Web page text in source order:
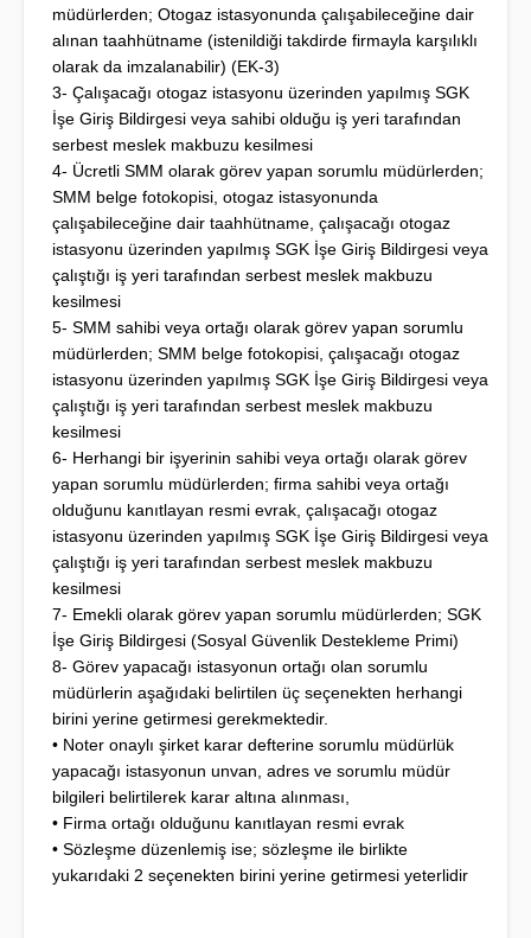
müdürlerden; Otogaz istasyonunda çalışabileceğine dair
alınan taahhütname (istenildiği takdirde firmayla karşılıklı
olarak da imzalanabilir) (EK-3)
3- Çalışacağı otogaz istasyonu üzerinden yapılmış SGK
İşe Giriş Bildirgesi veya sahibi olduğu iş yeri tarafından
serbest meslek makbuzu kesilmesi
4- Ücretli SMM olarak görev yapan sorumlu müdürlerden;
SMM belge fotokopisi, otogaz istasyonunda
çalışabileceğine dair taahhütname, çalışacağı otogaz
istasyonu üzerinden yapılmış SGK İşe Giriş Bildirgesi veya
çalıştığı iş yeri tarafından serbest meslek makbuzu
kesilmesi
5- SMM sahibi veya ortağı olarak görev yapan sorumlu
müdürlerden; SMM belge fotokopisi, çalışacağı otogaz
istasyonu üzerinden yapılmış SGK İşe Giriş Bildirgesi veya
çalıştığı iş yeri tarafından serbest meslek makbuzu
kesilmesi
6- Herhangi bir işyerinin sahibi veya ortağı olarak görev
yapan sorumlu müdürlerden; firma sahibi veya ortağı
olduğunu kanıtlayan resmi evrak, çalışacağı otogaz
istasyonu üzerinden yapılmış SGK İşe Giriş Bildirgesi veya
çalıştığı iş yeri tarafından serbest meslek makbuzu
kesilmesi
7- Emekli olarak görev yapan sorumlu müdürlerden; SGK
İşe Giriş Bildirgesi (Sosyal Güvenlik Destekleme Primi)
8- Görev yapacağı istasyonun ortağı olan sorumlu
müdürlerin aşağıdaki belirtilen üç seçenekten herhangi
birini yerine getirmesi gerekmektedir.
• Noter onaylı şirket karar defterine sorumlu müdürlük
yapacağı istasyonun unvan, adres ve sorumlu müdür
bilgileri belirtilerek karar altına alınması,
• Firma ortağı olduğunu kanıtlayan resmi evrak
• Sözleşme düzenlemiş ise; sözleşme ile birlikte
yukarıdaki 2 seçenekten birini yerine getirmesi yeterlidir